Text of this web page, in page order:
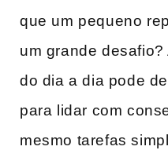
que um pequeno
um grande
do ​dia a dia pode
para‌ lidar com
mesmo tarefas